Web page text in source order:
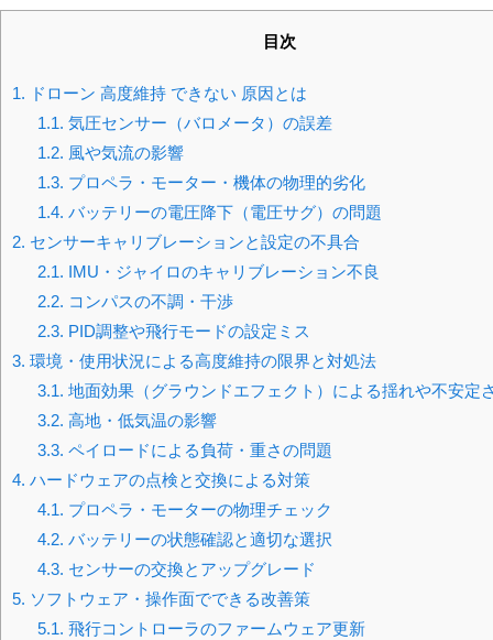
目次
1. ドローン 高度維持 できない 原因とは
1.1. 気圧センサー（バロメータ）の誤差
1.2. 風や気流の影響
1.3. プロペラ・モーター・機体の物理的劣化
1.4. バッテリーの電圧降下（電圧サグ）の問題
2. センサーキャリブレーションと設定の不具合
2.1. IMU・ジャイロのキャリブレーション不良
2.2. コンパスの不調・干渉
2.3. PID調整や飛行モードの設定ミス
3. 環境・使用状況による高度維持の限界と対処法
3.1. 地面効果（グラウンドエフェクト）による揺れや不安定
3.2. 高地・低気温の影響
3.3. ペイロードによる負荷・重さの問題
4. ハードウェアの点検と交換による対策
4.1. プロペラ・モーターの物理チェック
4.2. バッテリーの状態確認と適切な選択
4.3. センサーの交換とアップグレード
5. ソフトウェア・操作面でできる改善策
5.1. 飛行コントローラのファームウェア更新